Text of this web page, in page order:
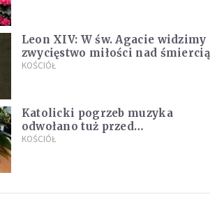
Leon XIV: W św. Agacie widzimy
zwycięstwo miłości nad śmiercią
KOŚCIÓŁ
Katolicki pogrzeb muzyka
odwołano tuż przed
uroczystością. Powodem była
KOŚCIÓŁ